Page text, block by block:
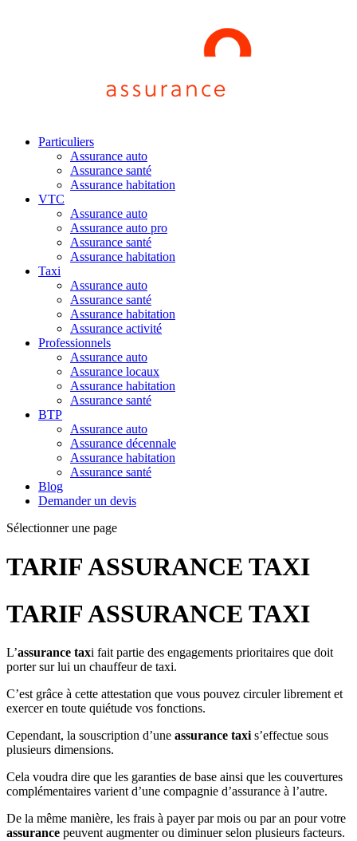
Particuliers
Assurance auto
Assurance santé
Assurance habitation
VTC
Assurance auto
Assurance auto pro
Assurance santé
Assurance habitation
Taxi
Assurance auto
Assurance santé
Assurance habitation
Assurance activité
Professionnels
Assurance auto
Assurance locaux
Assurance habitation
Assurance santé
BTP
Assurance auto
Assurance décennale
Assurance habitation
Assurance santé
Blog
Demander un devis
Sélectionner une page
TARIF ASSURANCE TAXI
TARIF ASSURANCE TAXI
L’assurance taxi fait partie des engagements prioritaires que doit
porter sur lui un chauffeur de taxi.
C’est grâce à cette attestation que vous pouvez circuler librement et
exercer en toute quiétude vos fonctions.
Cependant, la souscription d’une assurance taxi s’effectue sous
plusieurs dimensions.
Cela voudra dire que les garanties de base ainsi que les couvertures
complémentaires varient d’une compagnie d’assurance à l’autre.
De la même manière, les frais à payer par mois ou par an pour votre
assurance peuvent augmenter ou diminuer selon plusieurs facteurs.